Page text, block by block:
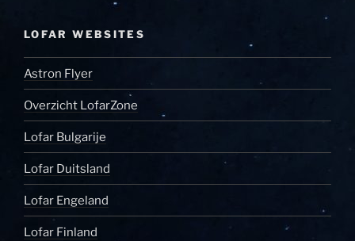
LOFAR WEBSITES
Astron Flyer
Overzicht LofarZone
Lofar Bulgarije
Lofar Duitsland
Lofar Engeland
Lofar Finland